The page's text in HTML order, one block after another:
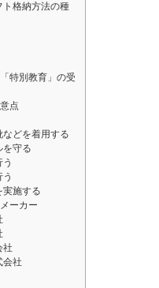
ト格納方法の種
特別教育」の受
点
どを着用する
を守る
実施する
ーカー
社
会社